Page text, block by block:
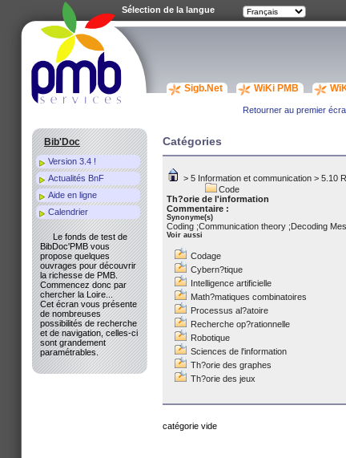
Sigb.Net WiKi PMB
Retourner au premier
Catégories
> 5 Information et communication > 5.10
Code
Th?orie de l'information
Commentaire :
Synonyme(s)
Coding ;Communication theory ;Decoding
Voir aussi
Codage
Cybern?tique
Intelligence artificielle
Math?matiques combinatoires
Processus al?atoire
Recherche op?rationnelle
Robotique
Sciences de l'information
Th?orie des graphes
Th?orie des jeux
catégorie vide
Bib'Doc
Version 3.4 !
Actualités BnF
Aide en ligne
Calendrier
Le fonds de test de
BibDoc'PMB vous
propose quelques
ouvrages pour découvrir
la richesse de PMB.
Commencez donc par
chercher la Loire...
Cet écran vous présente
de nombreuses
possibilités de recherche
et de navigation, celles-ci
sont grandement
paramétrables.
Sélection de la langue